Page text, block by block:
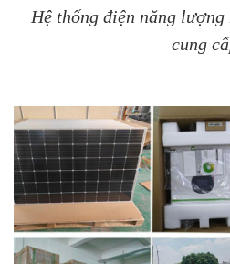
Hệ thống điện năng
cung